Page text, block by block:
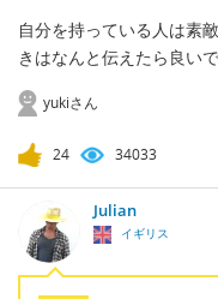
自分を持っている人は素
きはなんと伝えたら良い
yukiさん
24 34033
Julian
イギリス